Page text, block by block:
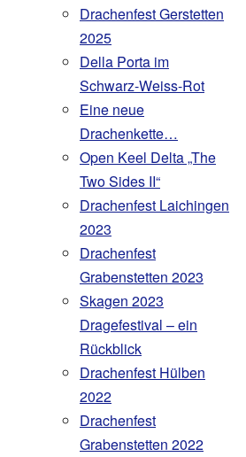
Drachenfest Gerstetten
2025
Della Porta im
Schwarz-Weiss-Rot
Eine neue
Drachenkette…
Open Keel Delta „The
Two Sides II“
Drachenfest Laichingen
2023
Drachenfest
Grabenstetten 2023
Skagen 2023
Dragefestival – ein
Rückblick
Drachenfest Hülben
2022
Drachenfest
Grabenstetten 2022